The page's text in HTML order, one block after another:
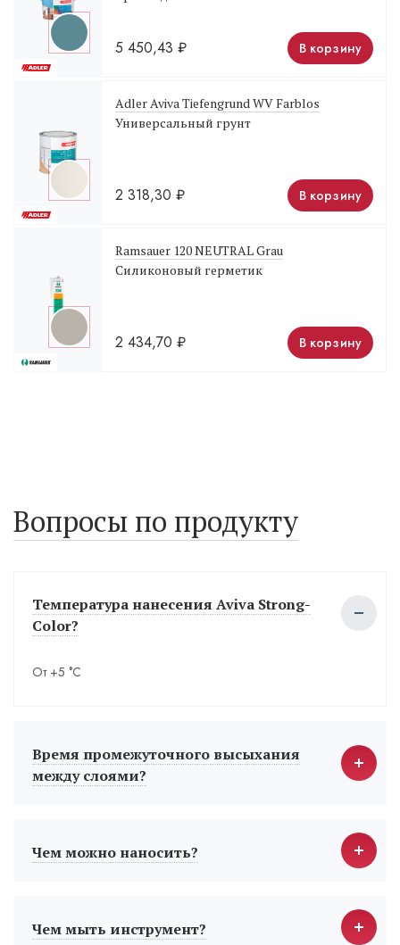
5 450,43 ₽ В корзину
Adler Aviva Tiefengrund WV Farblos
Универсальный грунт
2 318,30 ₽ В корзину
Ramsauer 120 NEUTRAL Grau
Силиконовый герметик
2 434,70 ₽ В корзину
Вопросы по продукту
Температура нанесения Aviva Strong-
Color?
От +5 °С
Время промежуточного высыхания
между слоями?
Чем можно наносить?
Чем мыть инструмент?